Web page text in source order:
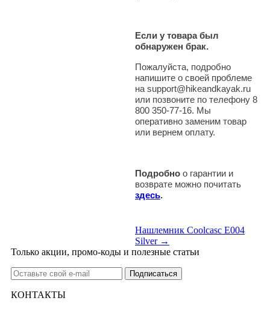
Если у товара был
обнаружен брак.
Пожалуйста, подробно
напишите о своей проблеме
на support@hikeandkayak.ru
или позвоните по телефону 8
800 350-77-16. Мы
оперативно заменим товар
или вернем оплату.
Подробно о гарантии и
возврате можно почитать
здесь.
Нашлемник Coolcasc E004
Silver →
Только акции, промо-коды и полезные статьи
КОНТАКТЫ